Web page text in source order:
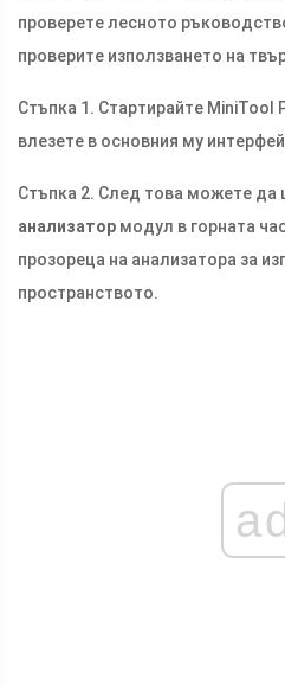
проверете лесното
проверите използването на
Стъпка 1. Стартирайте MiniTool
влезете в основния му
Стъпка 2. След това можете да
анализатор модул в горната
прозореца на анализатора за
пространството.